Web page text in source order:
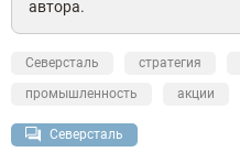
автора.
Северсталь стратегия
промышленность
акции
Северсталь